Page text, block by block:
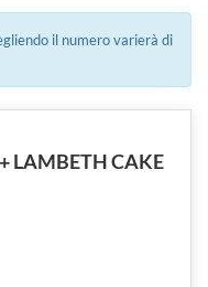
il numero varierà di
LAMBETH CAKE